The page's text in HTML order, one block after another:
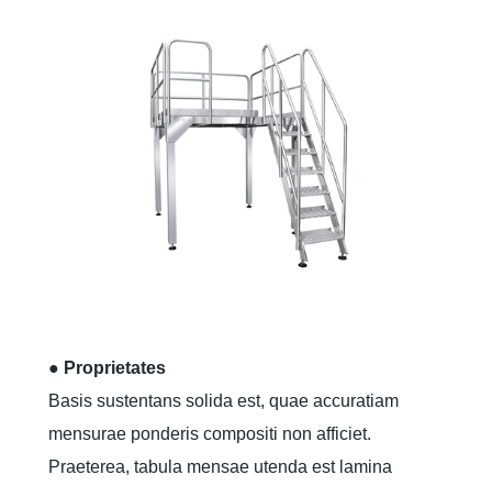
● Proprietates
Basis sustentans solida est, quae accuratiam
mensurae ponderis compositi non afficiet.
Praeterea, tabula mensae utenda est lamina